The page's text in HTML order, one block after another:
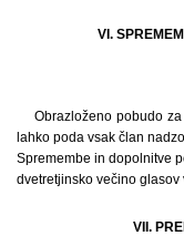
VI.
Obrazloženo pobudo
lahko poda vsak član
Spremembe in dopolnitve
dvetretjinsko večino glasov
VII.